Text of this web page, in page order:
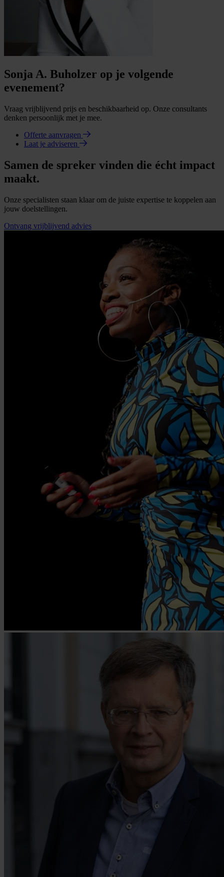
Sonja A. Buholzer op je volgende
evenement?
Vraag vrijblijvend prijs en beschikbaarheid op. Onze consultants
denken persoonlijk met je mee.
Offerte aanvragen
Laat je adviseren
Samen de spreker vinden die écht impact
maakt.
Onze specialisten staan klaar om de juiste expertise te koppelen aan
jouw doelstellingen.
Ontvang vrijblijvend advies